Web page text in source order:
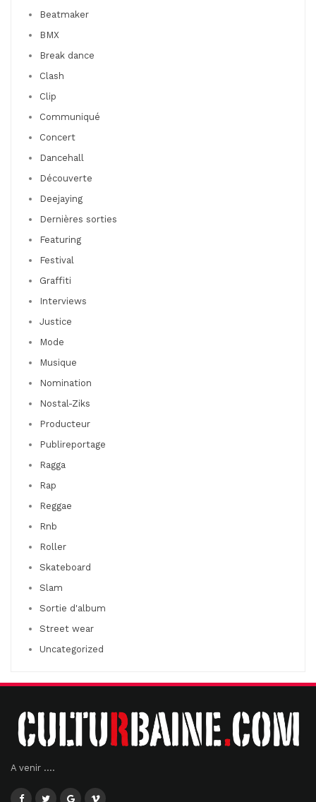
Beatmaker
BMX
Break dance
Clash
Clip
Communiqué
Concert
Dancehall
Découverte
Deejaying
Dernières sorties
Featuring
Festival
Graffiti
Interviews
Justice
Mode
Musique
Nomination
Nostal-Ziks
Producteur
Publireportage
Ragga
Rap
Reggae
Rnb
Roller
Skateboard
Slam
Sortie d'album
Street wear
Uncategorized
A venir ....